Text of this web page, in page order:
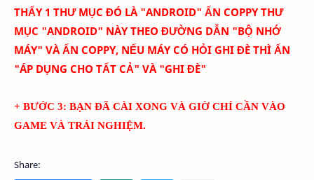
THẤY 1 THƯ MỤC ĐÓ LÀ "ANDROID" ẤN COPPY THƯ
MỤC "ANDROID" NÀY THEO ĐƯỜNG DẪN "BỘ NHỚ
MÁY" VÀ ẤN COPPY, NẾU MÁY CÓ HỎI GHI ĐÈ THÌ ẤN
"ÁP DỤNG CHO TẤT CẢ" VÀ "GHI ĐÈ"
+ BƯỚC 3: BẠN ĐÃ CÀI XONG VÀ GIỜ CHỈ CẦN VÀO
GAME VÀ TRẢI NGHIỆM.